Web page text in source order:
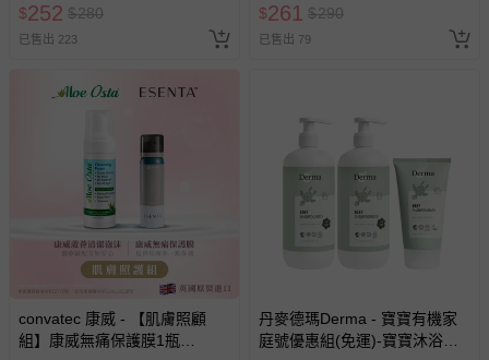
等）。
上服務，經消費者事先同意始提供（例如線上課程、遊
已拆封之以下類型商品：
-個人衛生用品（例如尿布、貼身衣物、泳裝、襪子、地
墊、寢具類等）。
-新生兒親膚衣物（嬰幼兒包巾與背巾、包屁衣、學習
褲、紗布衣等）。
-接觸性孕哺產品（奶嘴、奶瓶、擠乳器、哺乳衣、托腹
帶束縛衣、餐搖椅等）。
示字句等說明貼紙、封條者。
$252 $280
已售出 223
$261 $290
已售出 79
convatec 康威 - 【肌膚照顧
組】康威無痛保護膜1瓶
丹麥德瑪Derma - 寶寶有機家
庭號優惠組(免運)-寶寶沐浴露